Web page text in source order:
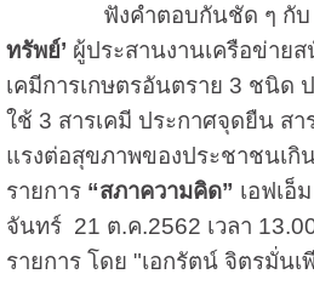
ฟังคำตอบกันชัด ๆ กั
ทรัพย์’ ผู้ประสานงานเครือข่าย
เคมีการเกษตรอันตราย 3 ชนิด
ใช้ 3 สารเคมี ประกาศจุดยืน ส
แรงต่อสุขภาพของประชาชนเกิ
รายการ “สภาความคิด” เอฟเอ็ม
จันทร์ 21 ต.ค.2562 เวลา
รายการ โดย "เอกรัตน์ จิตรมั่นเ